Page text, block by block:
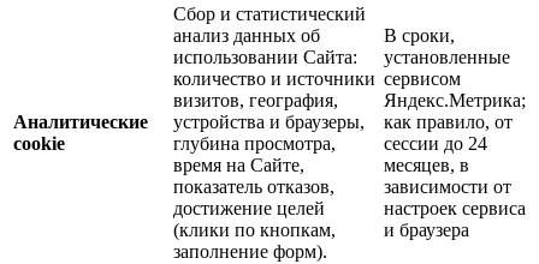
Аналитические
cookie
Сбор и статистический
анализ данных об
использовании Сайта:
количество и источники
визитов, география,
устройства и браузеры,
глубина просмотра,
время на Сайте,
показатель отказов,
достижение целей
(клики по кнопкам,
заполнение форм).
В сроки,
установленные
сервисом
Яндекс.Метрика;
как правило, от
сессии до 24
месяцев, в
зависимости от
настроек сервиса
и браузера